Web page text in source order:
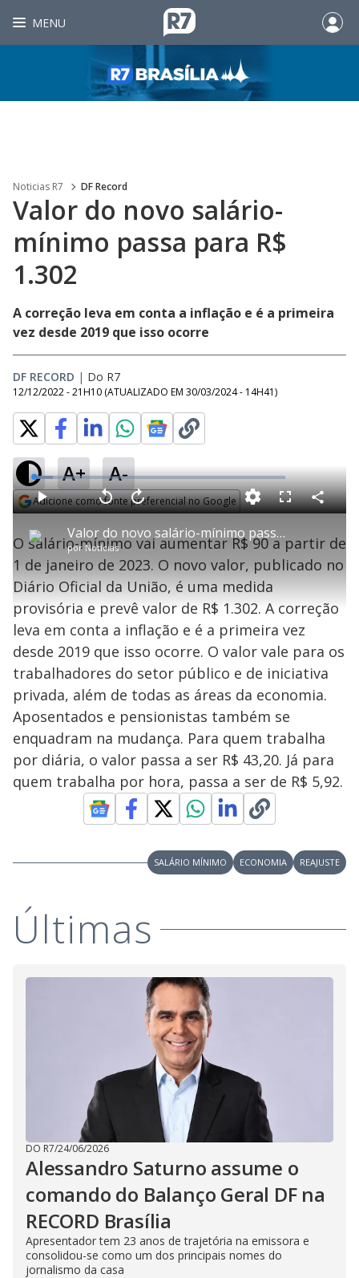
MENU
Noticias R7 DF Record
Valor do novo salário-
mínimo passa para R$
1.302
A correção leva em conta a inflação e é a primeira
vez desde 2019 que isso ocorre
DF RECORD | Do R7
12/12/2022 - 21H10 (ATUALIZADO EM 30/03/2024 - 14H41)
A+ A-
Adicione como fonte preferencial no Google
P
l
a
y
V
i
d
e
o
Valor do novo salário-mínimo passa para R$ 1.302
por Notícias
P V
l
t
a
r
0
e
g
n
d
s
A
n
ç
r
1
s
e
u
n
o
s
M
u
d
o
L
o
a
d
e
7
6
2
F
s
c
r
C
o
a
r
i
l
O salário-mínimo vai aumentar R$ 90 a partir de
1 de janeiro de 2023. O novo valor, publicado no
Diário Oficial da União, é uma medida
provisória e prevê valor de R$ 1.302. A correção
leva em conta a inflação e é a primeira vez
desde 2019 que isso ocorre. O valor vale para os
trabalhadores do setor público e de iniciativa
privada, além de todas as áreas da economia.
Aposentados e pensionistas também se
enquadram na mudança. Para quem trabalha
por diária, o valor passa a ser R$ 43,20. Já para
quem trabalha por hora, passa a ser de R$ 5,92.
SALÁRIO MÍNIMO ECONOMIA REAJUSTE
Últimas
DO R7/24/06/2026
Alessandro Saturno assume o
comando do Balanço Geral DF na
RECORD Brasília
Apresentador tem 23 anos de trajetória na emissora e
consolidou-se como um dos principais nomes do
jornalismo da casa